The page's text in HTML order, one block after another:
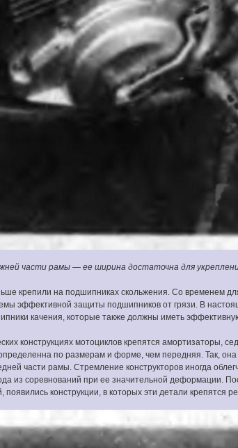
части рамы — ее ширина достаточна для
крепили на подшипниках скольжения. Со временем
эффективной защиты подшипников от грязи. В
качения, которые также должны иметь
конструкциях мотоциклов крепятся амортизаторы,
по размерам и форме, чем передняя. Так,
части рамы. Стремление конструкторов иногда
из соревнований при ее значительной деформации.
появились конструкции, в которых эти детали крепятся